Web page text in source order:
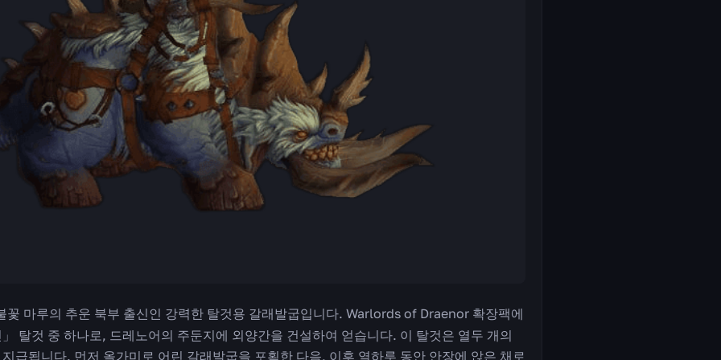
꽃 마루의 추운 북부 출신인 강력한 탈것용 갈래발굽입니다. Warlords of Draenor 확장팩에
탈것 중 하나로, 드레노어의 주둔지에 외양간을 건설하여 얻습니다. 이 탈것은 열두 개의
급됩니다. 먼저 올가미로 어린 갈래발굽을 포획한 다음, 이후 열하루 동안 안장에 앉은 채로